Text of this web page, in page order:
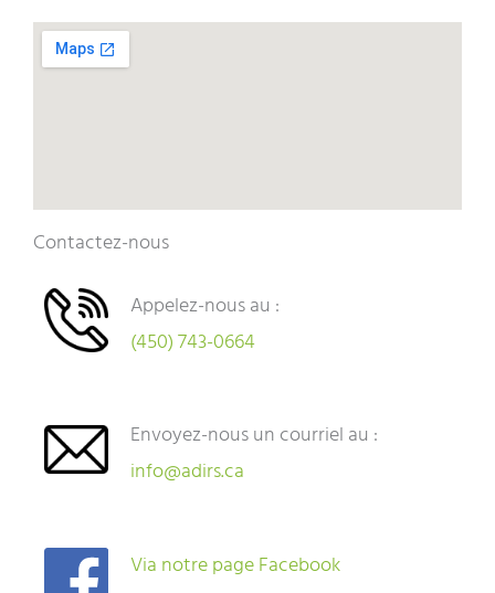
Contactez-nous
Appelez-nous au :
(450) 743-0664
Envoyez-nous un courriel au :
info@adirs.ca
Via notre page Facebook